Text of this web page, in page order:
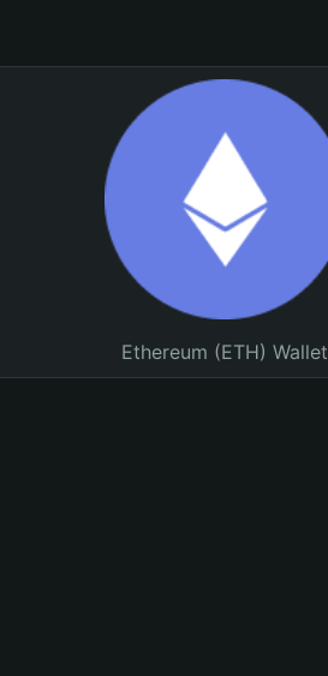
Ethereum (ETH) Wallet